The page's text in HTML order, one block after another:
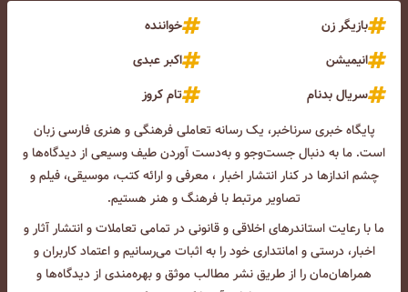
بازیگر زن
خواننده
انیمیشن
اکبر عبدی
سریال بدنام
تام کروز
پایگاه خبری سرناخبر، یک رسانه تعاملی فرهنگی و هنری فارسی زبان
است. ما به دنبال جست‌و‌جو و به‌دست آوردن طیف وسیعی از دیدگاه‌ها و
چشم انداز‌ها در کنار انتشار اخبار ، معرفی و ارائه کتب، موسیقی، فیلم و
تصاویر مرتبط با فرهنگ و هنر هستیم.
ما با رعایت استاندرهای اخلاقی و قانونی در تمامی تعاملات و انتشار آثار و
اخبار، درستی و امانتداری خود را به اثبات می‌رسانیم و اعتماد کاربران و
همراهان‌مان را از طریق نشر مطالب موثق و بهره‌مندی از دیدگاه‌ها و